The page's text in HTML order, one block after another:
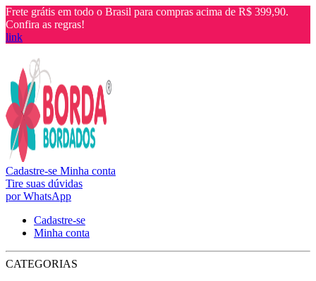
Frete grátis em todo o Brasil para compras acima de R$ 399,90.
Confira as regras!
link
Cadastre-se Minha conta
Tire suas dúvidas
por WhatsApp
Cadastre-se
Minha conta
CATEGORIAS